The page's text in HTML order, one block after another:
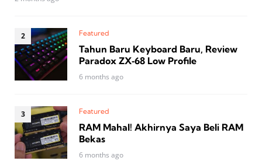
Featured
Tahun Baru Keyboard Baru, Review
Paradox ZX‑68 Low Profile
6 months ago
Featured
RAM Mahal! Akhirnya Saya Beli RAM
Bekas
6 months ago